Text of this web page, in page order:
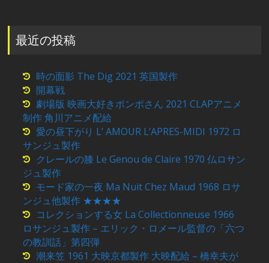
最近の投稿
時の面影 The Dig 2021 英国製作
開幕戦
劇場版 映画大好きポンポさん 2021 CLAPアニメ
制作 角川アニメ配給
愛の昼下がり L’ AMOUR L’APRES-MIDI 1972 ロ
サンジュ製作
クレールの膝 Le Genou de Claire 1970 仏ロサン
ジュ製作
モード家の一夜 Ma Nuit Chez Maud 1968 ロサ
ンジュ他製作 ★★★★
コレクションする女 La Collectionneuse 1966
ロサンジュ製作 – エリック・ロメール監督の「六つ
の教訓話」第四弾
潮来笠 1961 大映京都製作 大映配給 – 橋幸夫が